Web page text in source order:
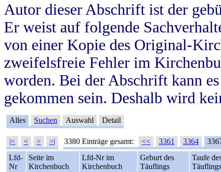
Autor dieser Abschrift ist der
Er weist auf folgende
von einer Kopie des Original-
zweifelsfreie Fehler im
worden. Bei der Abschrift kann
gekommen sein. Deshalb wird
Alles Suchen Auswahl Detail
|< < > >| 3380 Einträge gesamt: << 3361 3364
Lfd-
Nr
Seite im
Kirchenbuch
Lfd-Nr im
Kirchenbuch
Geburt des
Täuflings
Taufe
Täuflings